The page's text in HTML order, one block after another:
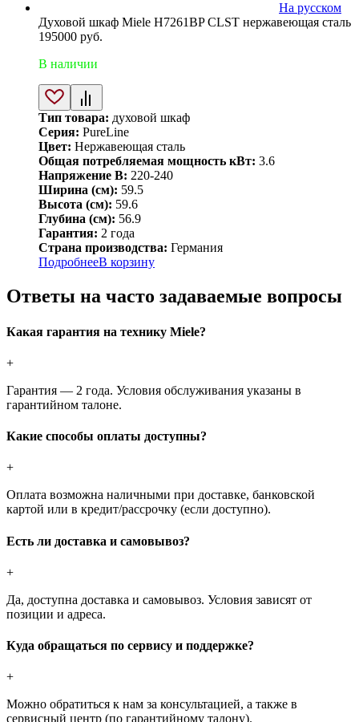
На русском
Духовой шкаф Miele H7261BP CLST нержавеющая сталь
195000 руб.
В наличии
Тип товара: духовой шкаф
Серия: PureLine
Цвет: Нержавеющая сталь
Общая потребляемая мощность кВт: 3.6
Напряжение В: 220-240
Ширина (см): 59.5
Высота (см): 59.6
Глубина (см): 56.9
Гарантия: 2 года
Страна производства: Германия
ПодробнееВ корзину
Ответы на часто задаваемые вопросы
Какая гарантия на технику Miele?
+
Гарантия — 2 года. Условия обслуживания указаны в
гарантийном талоне.
Какие способы оплаты доступны?
+
Оплата возможна наличными при доставке, банковской
картой или в кредит/рассрочку (если доступно).
Есть ли доставка и самовывоз?
+
Да, доступна доставка и самовывоз. Условия зависят от
позиции и адреса.
Куда обращаться по сервису и поддержке?
+
Можно обратиться к нам за консультацией, а также в
сервисный центр (по гарантийному талону).